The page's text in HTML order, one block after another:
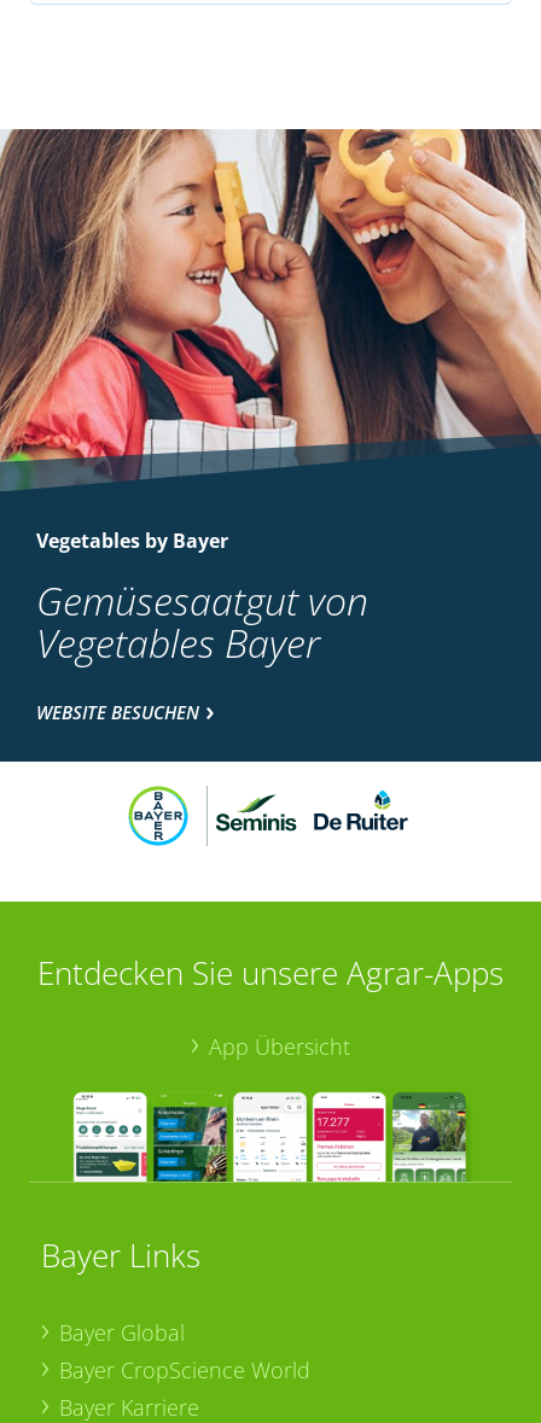
Vegetables by Bayer
Gemüsesaatgut von
Vegetables Bayer
WEBSITE BESUCHEN
Entdecken Sie unsere Agrar-Apps
App Übersicht
Bayer Links
Bayer Global
Bayer CropScience World
Bayer Karriere